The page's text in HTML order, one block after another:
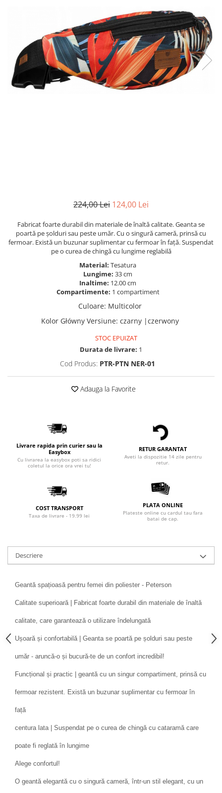
224,00 Lei 124,00 Lei
Fabricat foarte durabil din materiale de înaltă calitate. Geanta se
poartă pe șolduri sau peste umăr. Cu o singură cameră, prinsă cu
fermoar. Există un buzunar suplimentar cu fermoar în față. Suspendat
pe o curea de chingă cu lungime reglabilă
Material: Tesatura
Lungime: 33 cm
Inaltime: 12.00 cm
Compartimente: 1 compartiment
Culoare: Multicolor
Kolor Główny Versiune: czarny |czerwony
STOC EPUIZAT
Durata de livrare: 1
Cod Produs: PTR-PTN NER-01
Adauga la Favorite
Livrare rapida prin curier sau la
Easybox
Cu livrarea la easybox poti sa ridici
coletul la orice ora vrei tu!
RETUR GARANTAT
Aveti la dispozitie 14 zile pentru
retur.
COST TRANSPORT
Taxa de livrare - 19.99 lei
PLATA ONLINE
Plateste online cu cardul tau fara
batai de cap.
Descriere
Geantă spațioasă pentru femei din poliester - Peterson
Calitate superioară | Fabricat foarte durabil din materiale de înaltă
calitate, care garantează o utilizare îndelungată
Ușoară și confortabilă | Geanta se poartă pe șolduri sau peste
umăr - aruncă-o și bucură-te de un confort incredibil!
Funcțional și practic | geantă cu un singur compartiment, prinsă cu
fermoar rezistent. Există un buzunar suplimentar cu fermoar în
față
centura lata | Suspendat pe o curea de chingă cu cataramă care
poate fi reglată în lungime
Alege confortul!
O geantă elegantă cu o singură cameră, într-un stil elegant, cu un